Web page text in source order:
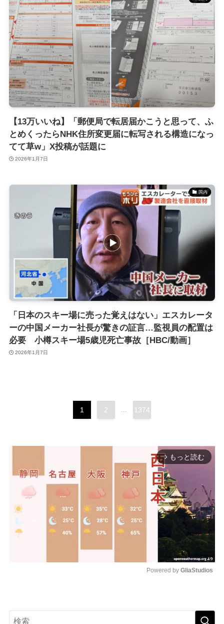
【13万いいね】「郵便局で転居届かこうと思って、ふ
とめくったらNHK住所変更届に転写される構造になっ
てて草w」X投稿が話題に
2026年1月7日
国内
「日本のスキー場に売った覚えはない」エスカレータ
ーの中国メーカー社長が驚きの証言…監視員の配置は
必要 小樽スキー場5歳児死亡事故［HBC/動画］
2026年1月7日
1 2 1374
arrow_forward_ios もっと読む
t
Powered by GliaStudios